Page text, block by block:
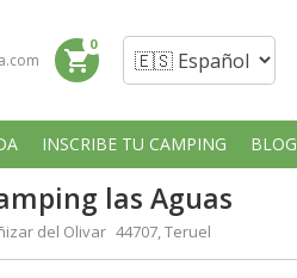
shopping_cart
0
INSCRIBE TU CAMPING BLOG
las Aguas
del Olivar 44707, Teruel